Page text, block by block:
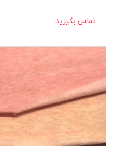
تماس بگیرید